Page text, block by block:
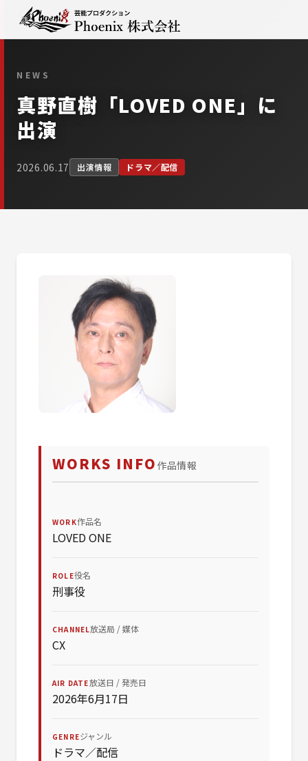
NEWS
真野直樹「LOVED ONE」に
出演
2026.06.17 出演情報 ドラマ／配信
WORKS INFO 作品情報
WORK作品名
LOVED ONE
ROLE役名
刑事役
CHANNEL放送局 / 媒体
CX
AIR DATE放送日 / 発売日
2026年6月17日
GENREジャンル
ドラマ／配信